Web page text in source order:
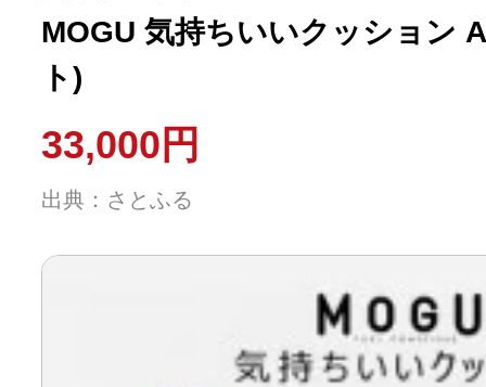
MOGU 気持ちいいクッション
ト)
33,000円
出典：さとふる